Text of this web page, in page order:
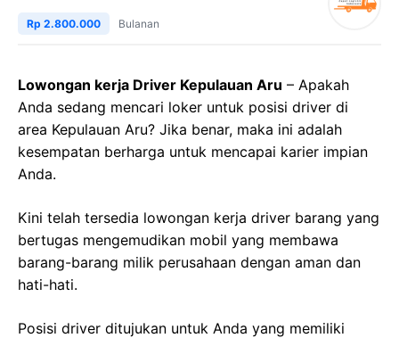
Rp 2.800.000 Bulanan
Lowongan kerja Driver Kepulauan Aru – Apakah
Anda sedang mencari loker untuk posisi driver di
area Kepulauan Aru? Jika benar, maka ini adalah
kesempatan berharga untuk mencapai karier impian
Anda.
Kini telah tersedia lowongan kerja driver barang yang
bertugas mengemudikan mobil yang membawa
barang-barang milik perusahaan dengan aman dan
hati-hati.
Posisi driver ditujukan untuk Anda yang memiliki